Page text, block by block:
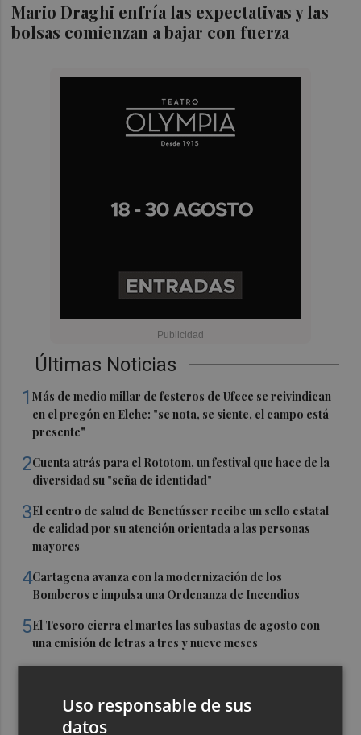
Mario Draghi enfría las expectativas y las
bolsas comienzan a bajar con fuerza
Últimas Noticias
1Más de medio millar de festeros de Ufece se reivindican
en el pregón en Elche: "se nota, se siente, el campo está
presente"
2Cuenta atrás para el Rototom, un festival que hace de la
diversidad su "seña de identidad"
3El centro de salud de Benetússer recibe un sello estatal
de calidad por su atención orientada a las personas
mayores
4Cartagena avanza con la modernización de los
Bomberos e impulsa una Ordenanza de Incendios
5El Tesoro cierra el martes las subastas de agosto con
una emisión de letras a tres y nueve meses
Uso responsable de sus
datos